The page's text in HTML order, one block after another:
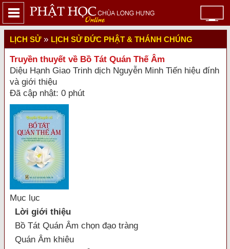
LỊCH SỬ» LỊCH SỬ ĐỨC PHẬT & THÁNH CHÚNG
Truyền thuyết về Bồ Tát Quán Thế Âm
Diệu Hạnh Giao Trinh dịch Nguyễn Minh Tiến hiệu đính
và giới thiệu
Đã cập nhật: 0 phút
Mục lục
Lời giới thiệu
Bồ Tát Quán Âm chọn đạo tràng
Quán Âm khiêu